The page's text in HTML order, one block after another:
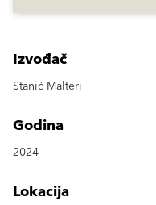
Izvođač
Stanić Malteri
Godina
2024
Lokacija